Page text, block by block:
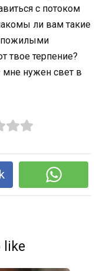
с потоком
ли вам такие
пожилыми
твое терпение?
нужен свет в
like